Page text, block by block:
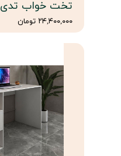
تخت خواب تدی TK179
۲۴,۴۰۰,۰۰۰ تومان